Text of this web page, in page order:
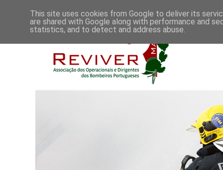
This site uses cookies from Google to deliver its
are shared with Google along with performance and
statistics, and to detect and address abuse.